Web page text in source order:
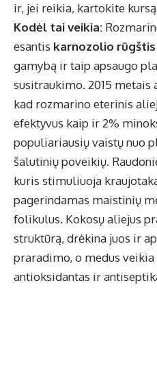
ir, jei reikia, kartokite
Kodėl tai veikia:
esantis karnozolio rūgštis
gamybą ir taip apsaugo
susitraukimo. 2015
kad rozmarino eterinis
efektyvus kaip ir 2%
populiariausių vaistų nuo
šalutinių poveikių.
kuris stimuliuoja
pagerindamas maistinių
folikulus. Kokosų aliejus
struktūrą, drėkina juos ir
praradimo, o medus
antioksidantas ir